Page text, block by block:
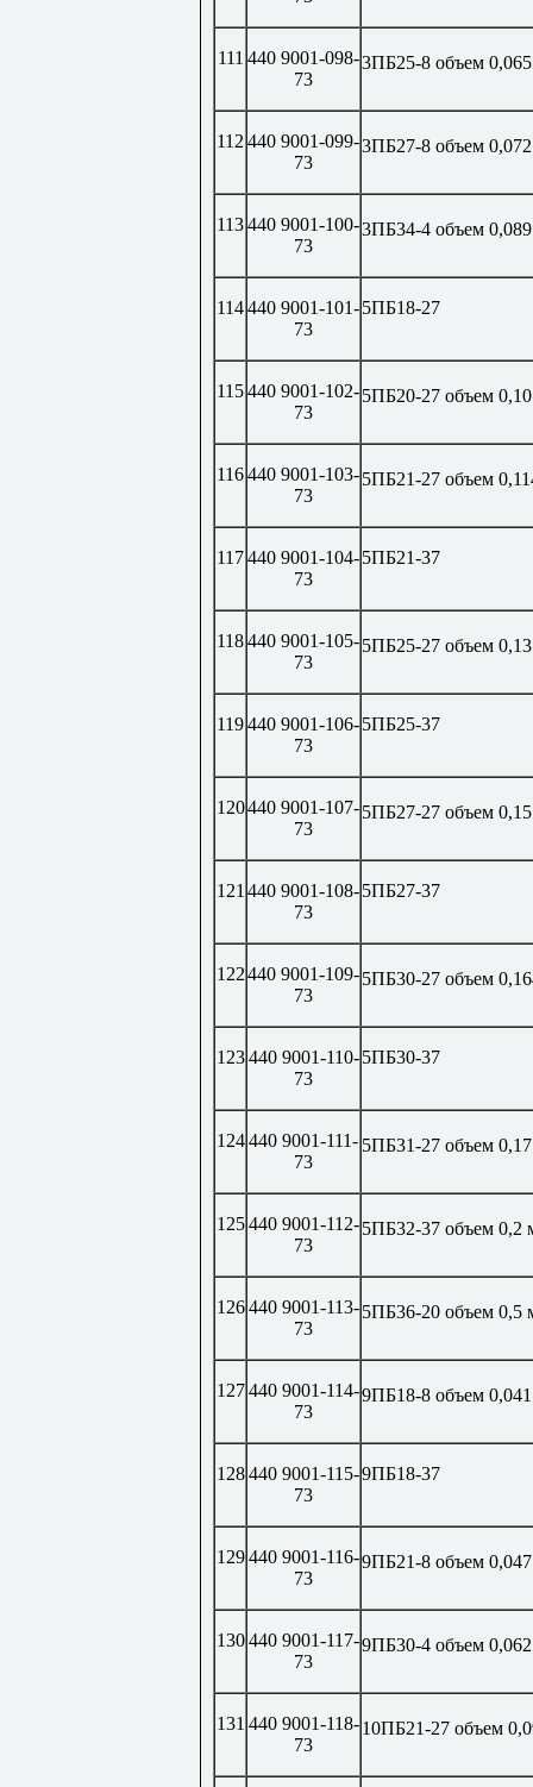
111 440 9001-098-
73
3ПБ25-8 объем
112 440 9001-099-
73
3ПБ27-8 объем
113440 9001-100-
73
3ПБ34-4 объем
114440 9001-101-
73
5ПБ18-27
115440 9001-102-
73
5ПБ20-27 объем
116440 9001-103-
73
5ПБ21-27 объем
117440 9001-104-
73
5ПБ21-37
118440 9001-105-
73
5ПБ25-27 объем
119440 9001-106-
73
5ПБ25-37
120440 9001-107-
73
5ПБ27-27 объем
121 440 9001-108-
73
5ПБ27-37
122440 9001-109-
73
5ПБ30-27 объем
123 440 9001-110-
73
5ПБ30-37
124 440 9001-111-
73
5ПБ31-27 объем
125 440 9001-112-
73
5ПБ32-37 объем 0,2
126 440 9001-113-
73
5ПБ36-20 объем 0,5
127 440 9001-114-
73
9ПБ18-8 объем
128 440 9001-115-
73
9ПБ18-37
129 440 9001-116-
73
9ПБ21-8 объем
130 440 9001-117-
73
9ПБ30-4 объем
131 440 9001-118-
73
10ПБ21-27 объем